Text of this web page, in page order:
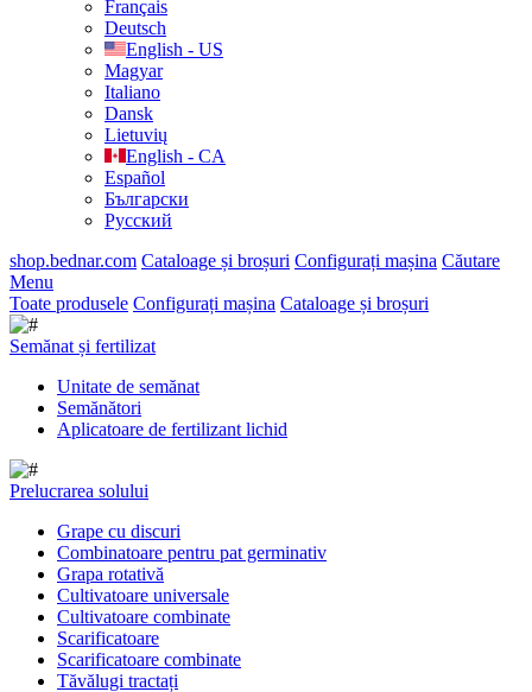
Français
Deutsch
English - US
Magyar
Italiano
Dansk
Lietuvių
English - CA
Español
Български
Русский
shop.bednar.com Cataloage și broșuri Configurați mașina Căutare
Menu
Toate produsele Configurați mașina Cataloage și broșuri
Semănat și fertilizat
Unitate de semănat
Semănători
Aplicatoare de fertilizant lichid
Prelucrarea solului
Grape cu discuri
Combinatoare pentru pat germinativ
Grapa rotativă
Cultivatoare universale
Cultivatoare combinate
Scarificatoare
Scarificatoare combinate
Tăvălugi tractați